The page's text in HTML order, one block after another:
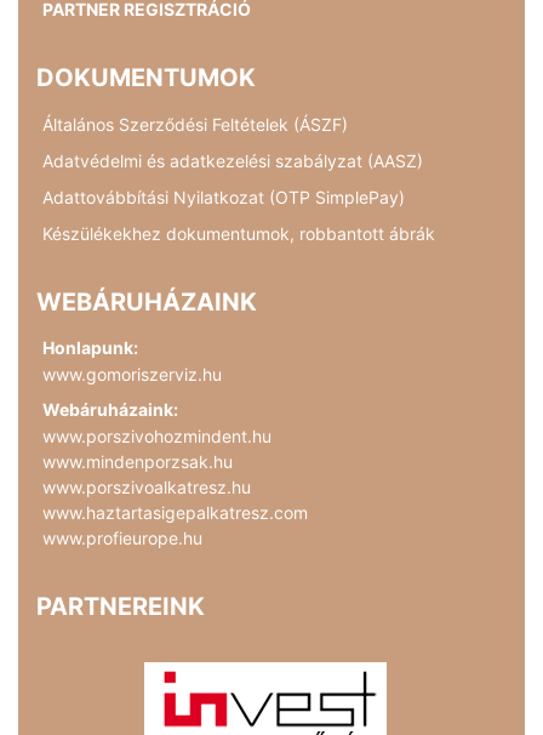
PARTNER REGISZTRÁCIÓ
DOKUMENTUMOK
Általános Szerződési Feltételek (ÁSZF)
Adatvédelmi és adatkezelési szabályzat (AASZ)
Adattovábbítási Nyilatkozat (OTP SimplePay)
Készülékekhez dokumentumok, robbantott ábrák
WEBÁRUHÁZAINK
Honlapunk:
www.gomoriszerviz.hu
Webáruházaink:
www.porszivohozmindent.hu
www.mindenporzsak.hu
www.porszivoalkatresz.hu
www.haztartasigepalkatresz.com
www.profieurope.hu
PARTNEREINK